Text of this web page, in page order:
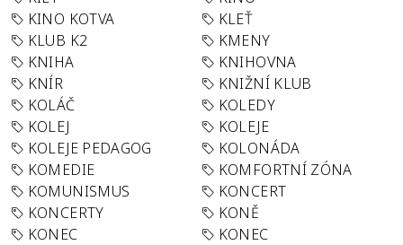
KINO KOTVA
KLEŤ
KLUB K2
KMENY
KNIHA
KNIHOVNA
KNÍR
KNIŽNÍ KLUB
KOLÁČ
KOLEDY
KOLEJ
KOLEJE
KOLEJE PEDAGOG
KOLONÁDA
KOMEDIE
KOMFORTNÍ ZÓNA
KOMUNISMUS
KONCERT
KONCERTY
KONĚ
KONEC
KONEC